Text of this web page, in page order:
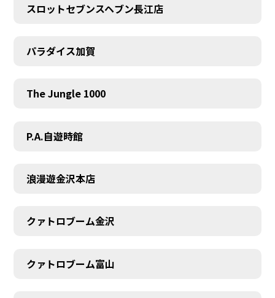
スロットセブンスヘブン長江店
パラダイス加賀
The Jungle 1000
P.A.自遊時館
浪漫遊金沢本店
クァトロブーム金沢
クァトロブーム富山